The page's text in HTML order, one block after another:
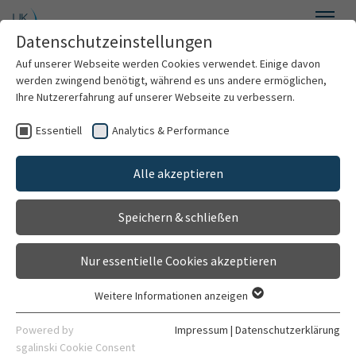
Zum Hauptinhalt springen
Über uns
Wissenswertes zur Stammzellspende
Anforderung Registrierungsset
Typisierungsaktionen und
Informationsveranstaltungen
Heidelberger Stammzellspenderregister
Die für ein Registrierungsset erforderlichen
Blutentnahme-Materialien können wir Ihnen gerne
zusenden.
So erreichen Sie uns
Kontakt
E-Mail schreiben
Datenschutzeinstellungen
Auf unserer Webseite werden Cookies verwendet. Einige davon
werden zwingend benötigt, während es uns andere ermöglichen,
Ihre Nutzererfahrung auf unserer Webseite zu verbessern.
Essentiell Analytics & Performance
Alle akzeptieren
Speichern & schließen
Nur essentielle Cookies akzeptieren
Essentielle Cookies werden für grundlegende Funktionen der
Webseite benötigt. Dadurch ist gewährleistet, dass die
Weitere Informationen anzeigen
Powered by
sgalinski Cookie Consent
Impressum | Datenschutzerklärung